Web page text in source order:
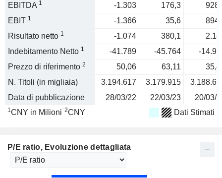
EBITDA 1 -1.303 176,3
EBIT 1 -1.366 35,6
Risultato netto 1 -1.074 380,1
Indebitamento Netto 1 -41.789 -45.764
-
Prezzo di riferimento 2 50,06 63,11
N. Titoli (in migliaia)
3.194.617 3.179.915
Data di pubblicazione
28/03/22 22/03/23 20/03/
1CNY in Milioni 2CNY Dati Stimati
P/E ratio, Evoluzione dettagliata